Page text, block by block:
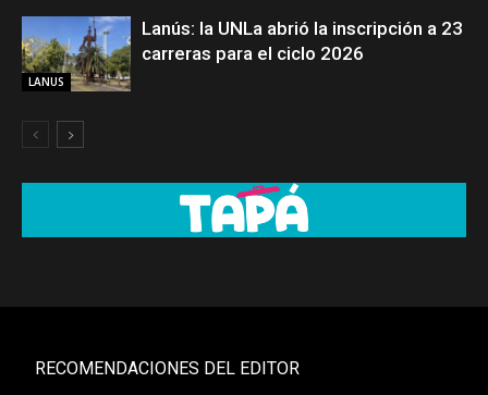
LANUS
Lanús: la UNLa abrió la inscripción a 23
carreras para el ciclo 2026
RECOMENDACIONES DEL EDITOR